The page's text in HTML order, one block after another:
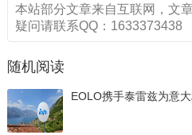
本站部分文章来自互联网，文
疑问请联系QQ：1633373438
随机阅读
EOLO携手泰雷兹为意